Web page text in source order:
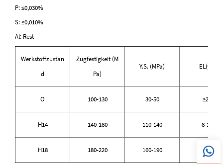
P: ≤0,030%
S: ≤0,010%
Al: Rest
Werkstoffzustan
d
Zugfestigkeit (M
Pa)
Y.S. (MPa) EL(%)
O 100-130 30-50 ≥25
H14 140-180 110-140 8-12
H18 180-220 160-190 3-5